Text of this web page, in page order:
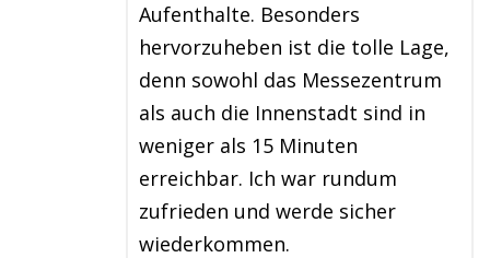
Aufenthalte. Besonders
hervorzuheben ist die tolle Lage,
denn sowohl das Messezentrum
als auch die Innenstadt sind in
weniger als 15 Minuten
erreichbar. Ich war rundum
zufrieden und werde sicher
wiederkommen.